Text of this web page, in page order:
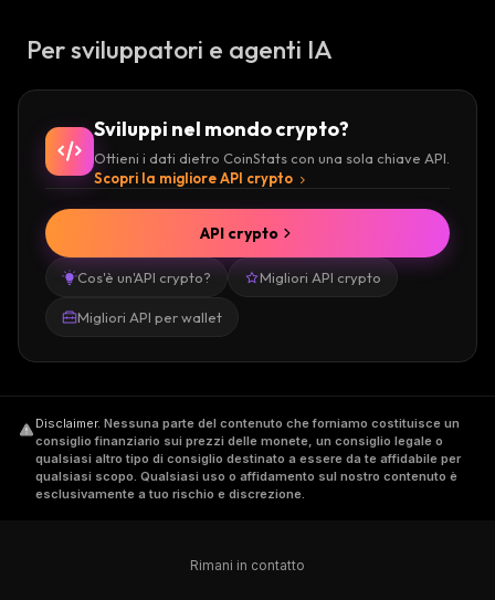
Per sviluppatori e agenti IA
Sviluppi nel mondo crypto?
Ottieni i dati dietro CoinStats con una sola chiave API.
Scopri la migliore API crypto
Cos'è un'API crypto? Migliori API crypto
Migliori API per wallet
API crypto
Disclaimer. Nessuna parte del contenuto che forniamo costituisce un
consiglio finanziario sui prezzi delle monete, un consiglio legale o
qualsiasi altro tipo di consiglio destinato a essere da te affidabile per
qualsiasi scopo. Qualsiasi uso o affidamento sul nostro contenuto è
esclusivamente a tuo rischio e discrezione.
Rimani in contatto